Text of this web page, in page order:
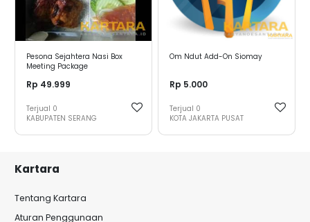
Pesona Sejahtera Nasi Box
Meeting Package
Rp 49.999
Terjual 0
KABUPATEN SERANG
Om Ndut Add-On Siomay
Rp 5.000
Terjual 0
KOTA JAKARTA PUSAT
Kartara
Tentang Kartara
Aturan Penggunaan